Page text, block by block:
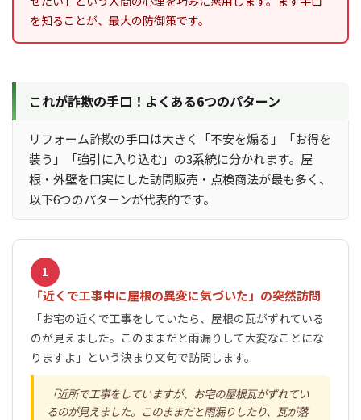
を知ることが、最大の防御策です。
これが詐欺の手口！よくある6つのパターン
リフォーム詐欺の手口は大きく「不安を煽る」「お得を
装う」「強引に入り込む」の3系統に分かれます。屋
根・外壁を口実にした訪問販売・点検商法が最も多く、
以下6つのパターンが代表的です。
1
「近くで工事中に屋根の異変に気づいた」の突然訪問
「お宅の近くで工事をしていたら、屋根の瓦がずれている
のが見えました。このままだと雨漏りして大変なことにな
りますよ」という決まり文句で訪問します。
近所で工事をしていますが、お宅の屋根瓦がずれてい
るのが見えました。このままだと雨漏りしたり、瓦が落